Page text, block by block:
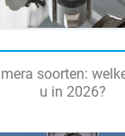
soorten:
u in 2026?